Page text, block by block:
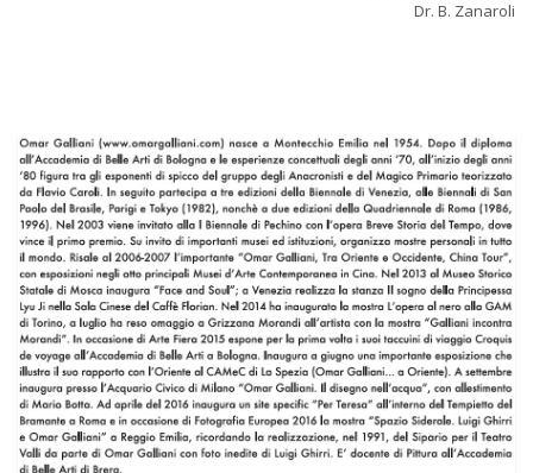
Dr. B. Zanaroli